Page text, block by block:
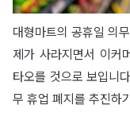
대형마트의 공휴일 의
제가 사라지면서 이커
타오를 것으로 보입니
무 휴업 폐지를 추진하